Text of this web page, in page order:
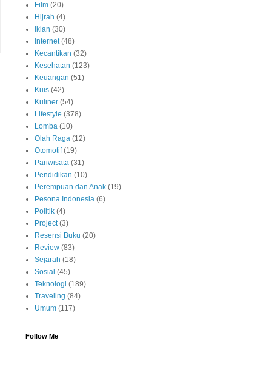
Film (20)
Hijrah (4)
Iklan (30)
Internet (48)
Kecantikan (32)
Kesehatan (123)
Keuangan (51)
Kuis (42)
Kuliner (54)
Lifestyle (378)
Lomba (10)
Olah Raga (12)
Otomotif (19)
Pariwisata (31)
Pendidikan (10)
Perempuan dan Anak (19)
Pesona Indonesia (6)
Politik (4)
Project (3)
Resensi Buku (20)
Review (83)
Sejarah (18)
Sosial (45)
Teknologi (189)
Traveling (84)
Umum (117)
Follow Me